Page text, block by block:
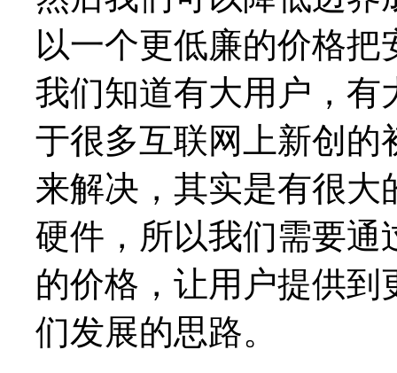
以一个更低廉的价格
我们知道有大用户，有
于很多互联网上新创的
来解决，其实是有很大
硬件，所以我们需要通
的价格，让用户提供
们发展的思路。